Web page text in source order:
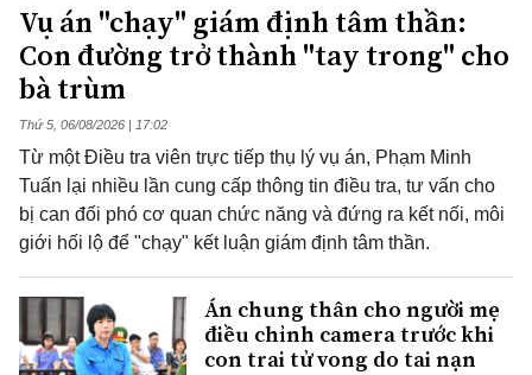
Vụ án "chạy" giám định tâm thần:
Con đường trở thành "tay trong" cho
bà trùm
Thứ 5, 06/08/2026 | 17:02
Từ một Điều tra viên trực tiếp thụ lý vụ án, Phạm Minh
Tuấn lại nhiều lần cung cấp thông tin điều tra, tư vấn cho
bị can đối phó cơ quan chức năng và đứng ra kết nối, môi
giới hối lộ để "chạy" kết luận giám định tâm thần.
Án chung thân cho người mẹ
điều chỉnh camera trước khi
con trai tử vong do tai nạn